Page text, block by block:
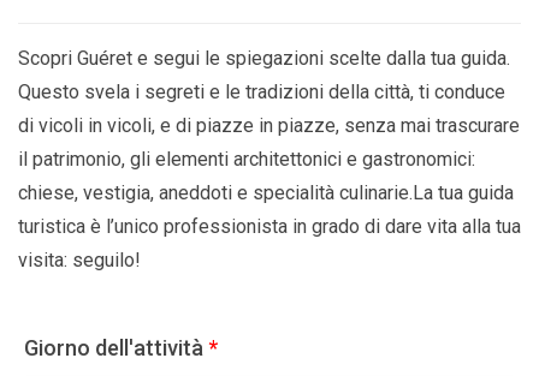
Scopri Guéret e segui le spiegazioni scelte dalla tua guida.
Questo svela i segreti e le tradizioni della città, ti conduce
di vicoli in vicoli, e di piazze in piazze, senza mai trascurare
il patrimonio, gli elementi architettonici e gastronomici:
chiese, vestigia, aneddoti e specialità culinarie.La tua guida
turistica è l’unico professionista in grado di dare vita alla tua
visita: seguilo!
Giorno dell'attività *